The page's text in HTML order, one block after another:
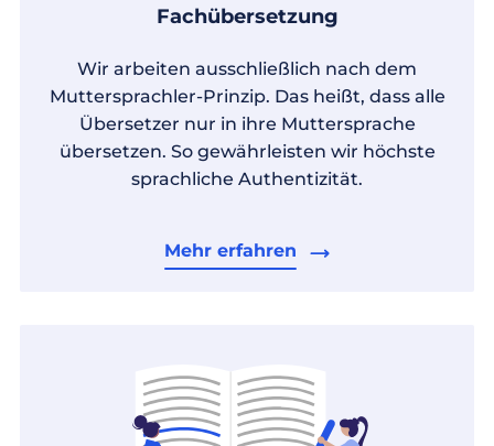
Fachübersetzung
Wir arbeiten ausschließlich nach dem
Muttersprachler-Prinzip. Das heißt, dass alle
Übersetzer nur in ihre Muttersprache
übersetzen. So gewährleisten wir höchste
sprachliche Authentizität.
Mehr erfahren